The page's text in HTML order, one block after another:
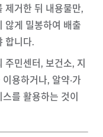
제거한 뒤 내용물만,
않게 밀봉하여 배출
합니다.
주민센터, 보건소, 지
용하거나, 알약·가
를 활용하는 것이